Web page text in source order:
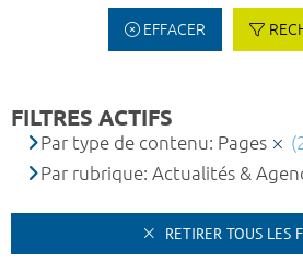
EFFACER
FILTRES ACTIFS
Par type de contenu: Pages
Par rubrique: Actualités &
RETIRER TOUS LES